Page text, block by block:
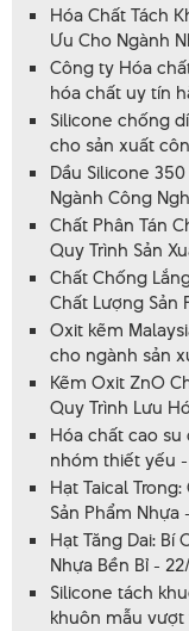
Hóa Chất Tách
Ưu Cho Ngành
Công ty Hóa
hóa chất uy tín
Silicone chống
cho sản xuất
Dầu Silicone
Ngành Công
Chất Phân Tán
Quy Trình Sản
Chất Chống
Chất Lượng Sản
Oxit kẽm
cho ngành sản
Kẽm Oxit ZnO
Quy Trình Lưu
Hóa chất cao su
nhóm thiết yếu
Hạt Taical
Sản Phẩm Nhựa
Hạt Tăng Dai: Bí
Nhựa Bền Bỉ -
Silicone tách
khuôn mẫu